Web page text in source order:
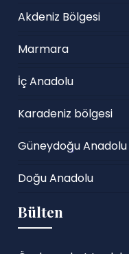
Akdeniz Bölgesi
Marmara
İç Anadolu
Karadeniz bölgesi
Güneydoğu Anadolu
Doğu Anadolu
Bülten